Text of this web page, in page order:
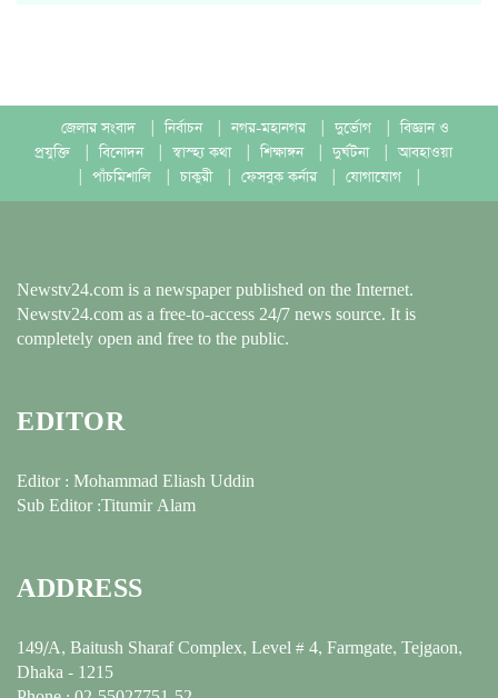
জেলার সংবাদ নির্বাচন নগর-মহানগর দুর্ভোগ
বিজ্ঞান ও
প্রযুক্তি
বিনোদন স্বাস্হ্য কথা শিক্ষাঙ্গন দুর্ঘটনা
আবহাওয়া
পাঁচমিশালি চাকুরী ফেসবুক কর্নার যোগাযোগ
Newstv24.com is a newspaper published on the Internet.
Newstv24.com as a free-to-access 24/7 news source. It is
completely open and free to the public.
EDITOR
Editor : Mohammad Eliash Uddin
Sub Editor :Titumir Alam
ADDRESS
149/A, Baitush Sharaf Complex, Level # 4, Farmgate, Tejgaon,
Dhaka - 1215